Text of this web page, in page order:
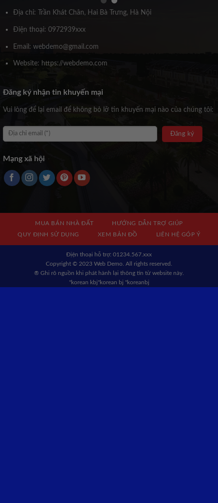
Địa chỉ: Trần Khát Chân, Hai Bà Trưng, Hà Nội
Điện thoại: 0972939xxx
Email: webdemo@gmail.com
Website: https://webdemo.com
Đăng ký nhận tin khuyến mại
Vui lòng để lại email để không bỏ lỡ tin khuyến mại nào của chúng tôi:
Mạng xã hội
MUA BÁN NHÀ ĐẤT
HƯỚNG DẪN TRỢ GIÚP
QUY ĐỊNH SỬ DỤNG
XEM BẢN ĐỒ LIÊN HỆ GÓP Ý
Địện thoại hỗ trợ: 01234.567.xxx
Copyright © 2023 Web Demo. All rights reserved.
® Ghi rõ nguồn khi phát hành lại thông tin từ website này.
"korean kbj​"korean bj "koreanbj​